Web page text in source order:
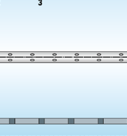
Франции для установки
действуют в
кондиционеры на фасадах
нет, власти заставят убрать
города. А жалобы соседей
зданий действует
элементы
серьёзных работ